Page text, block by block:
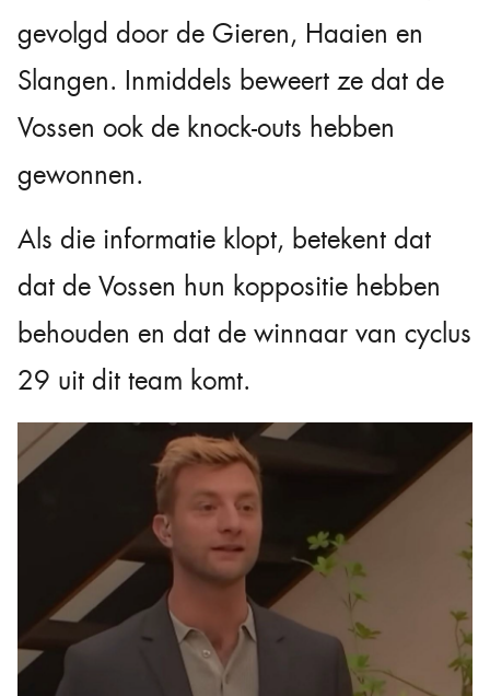
gevolgd door de Gieren, Haaien en
Slangen. Inmiddels beweert ze dat de
Vossen ook de knock-outs hebben
gewonnen.
Als die informatie klopt, betekent dat
dat de Vossen hun koppositie hebben
behouden en dat de winnaar van cyclus
29 uit dit team komt.